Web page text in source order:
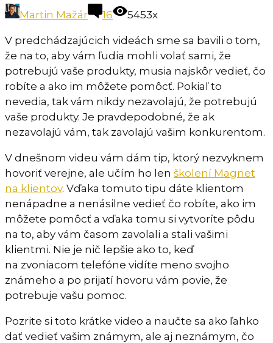
Martin Mažár 16 5453x
V predchádzajúcich videách sme sa bavili o tom,
že na to, aby vám ľudia mohli volať sami, že
potrebujú vaše produkty, musia najskôr vedieť, čo
robíte a ako im môžete pomôcť. Pokiaľ to
nevedia, tak vám nikdy nezavolajú, že potrebujú
vaše produkty. Je pravdepodobné, že ak
nezavolajú vám, tak zavolajú vašim konkurentom.
V dnešnom videu vám dám tip, ktorý nezvyknem
hovoriť verejne, ale učím ho len školení Magnet
na klientov. Vďaka tomuto tipu dáte klientom
nenápadne a nenásilne vedieť čo robíte, ako im
môžete pomôcť a vďaka tomu si vytvoríte pôdu
na to, aby vám časom zavolali a stali vašimi
klientmi. Nie je nič lepšie ako to, keď
na zvoniacom telefóne vidíte meno svojho
známeho a po prijatí hovoru vám povie, že
potrebuje vašu pomoc.
Pozrite si toto krátke video a naučte sa ako ľahko
dať vedieť vašim známym, ale aj neznámym, čo